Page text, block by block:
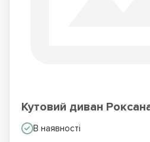
Кутовий диван
В наявності